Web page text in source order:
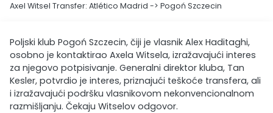
Axel Witsel Transfer: Atlético Madrid -> Pogoń Szczecin
Poljski klub Pogoń Szczecin, čiji je vlasnik Alex Haditaghi,
osobno je kontaktirao Axela Witsela, izražavajući interes
za njegovo potpisivanje. Generalni direktor kluba, Tan
Kesler, potvrdio je interes, priznajući teškoće transfera, ali
i izražavajući podršku vlasnikovom nekonvencionalnom
razmišljanju. Čekaju Witselov odgovor.